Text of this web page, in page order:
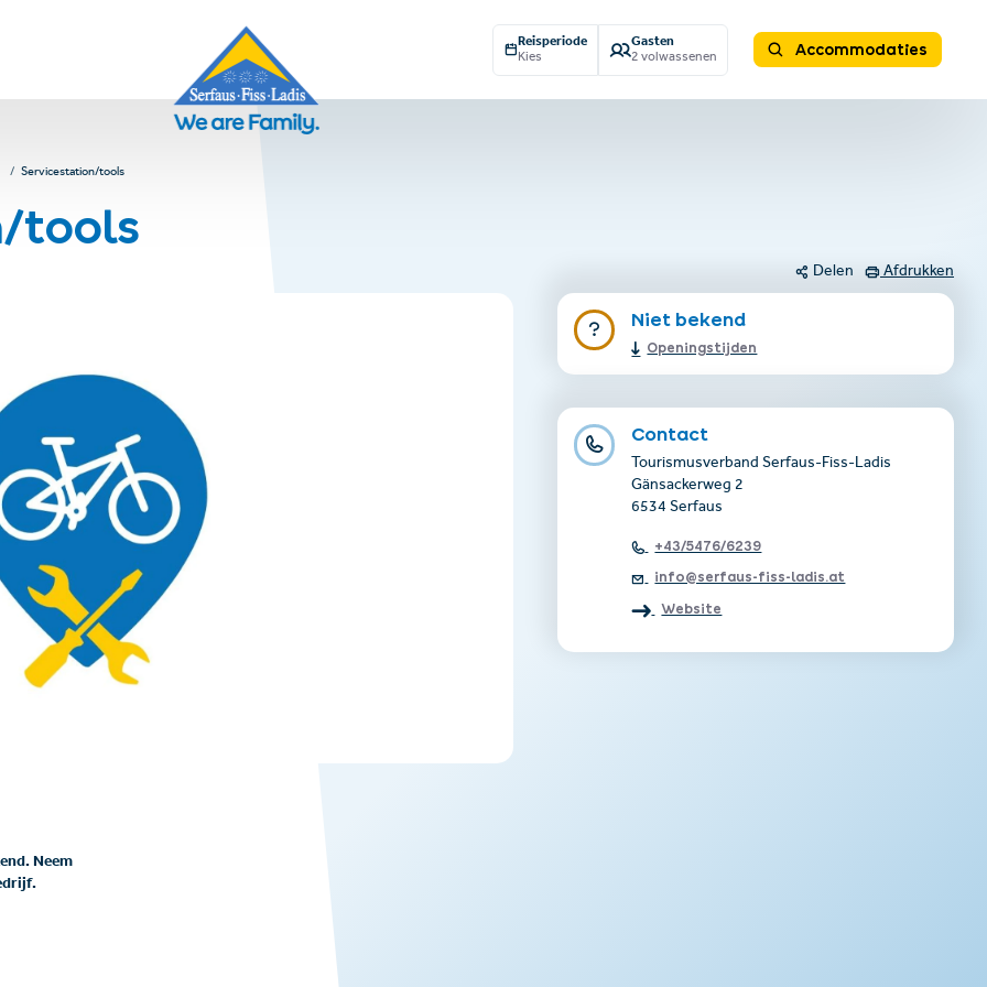
Reisperiode
Kies
Gasten
2 volwassenen
Accommodaties
Servicestation/tools
tools
Delen Afdrukken
Neem
Niet bekend
Openingstijden
Contact
Tourismusverband Serfaus-Fiss-Ladis
Gänsackerweg 2
6534 Serfaus
+43/5476/6239
info@serfaus-fiss-ladis.at
Website